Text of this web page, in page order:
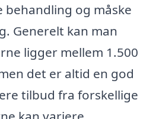
og måske
Generelt kan man
ligger mellem 1.500
det er altid en god
tilbud fra forskellige